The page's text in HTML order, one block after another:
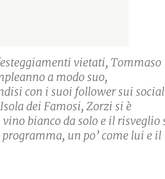
vietati, Tommaso
a modo suo,
con i suoi follower sui
dei Famosi, Zorzi si è
vino bianco da solo e il risveglio
un po’ come lui e il